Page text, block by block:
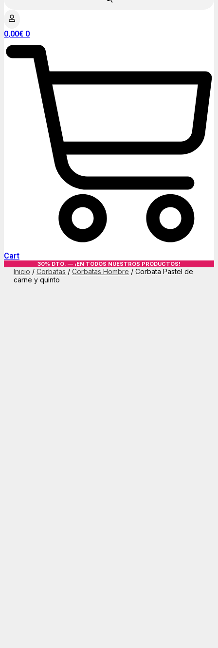
0,00€ 0
Cart
30% DTO. — ¡EN TODOS NUESTROS PRODUCTOS!
Inicio / Corbatas / Corbatas Hombre / Corbata Pastel de
carne y quinto